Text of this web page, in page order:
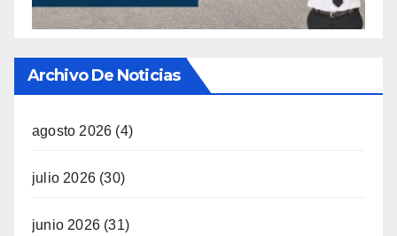
Archivo De Noticias
agosto 2026 (4)
julio 2026 (30)
junio 2026 (31)